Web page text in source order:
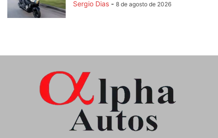
Sergio Dias - 8 de agosto de 2026